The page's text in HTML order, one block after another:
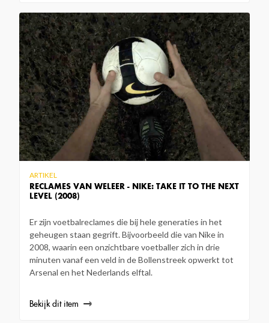
RECLAMES VAN WELEER - NIKE: TAKE IT TO THE NEXT
LEVEL (2008)
ARTIKEL
Er zijn voetbalreclames die bij hele generaties in het
geheugen staan gegrift. Bijvoorbeeld die van Nike in
2008, waarin een onzichtbare voetballer zich in drie
minuten vanaf een veld in de Bollenstreek opwerkt tot
Arsenal en het Nederlands elftal.
Bekijk dit item